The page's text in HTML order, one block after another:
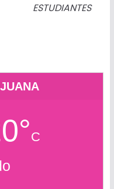
i
ESTUDIANTES
C